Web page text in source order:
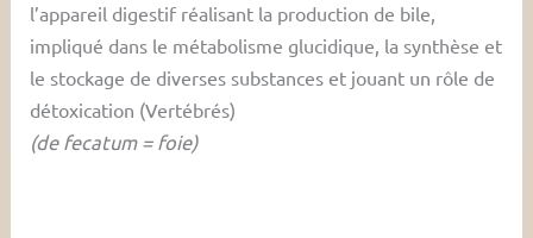
l’appareil digestif réalisant la production de bile,
impliqué dans le métabolisme glucidique, la synthèse et
le stockage de diverses substances et jouant un rôle de
détoxication (Vertébrés)
(de fecatum = foie)